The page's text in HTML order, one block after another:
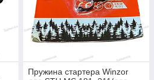
Пружина стартера Winzor